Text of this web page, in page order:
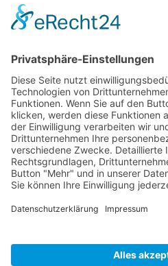
Ansprechpartner für Bewerbungen
Telefon
Erwünschte Bewerbungsart
Link Karriereportal